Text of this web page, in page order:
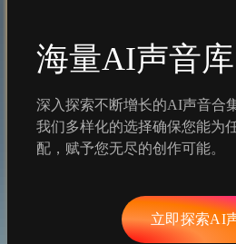
海量AI声音库
深入探索不断增长的AI声音合
我们多样化的选择确保您能为
配，赋予您无尽的创作可能。
立即探索AI